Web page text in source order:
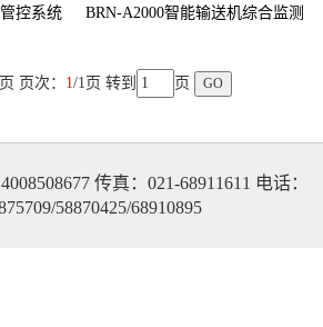
控系统
BRN-A2000智能输送机综合监测
页次： 1/1页 转到 页
传真：021-68911611 电话：
58870425/68910895